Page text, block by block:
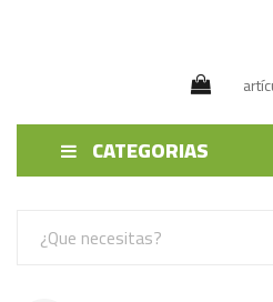
CATEGORIAS